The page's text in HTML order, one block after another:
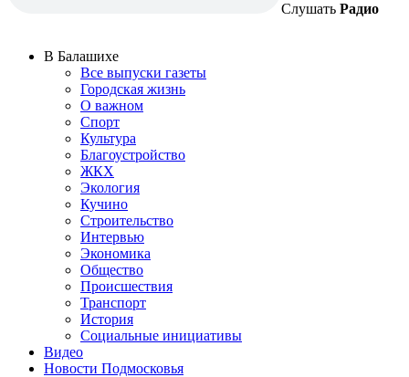
Слушать Радио
В Балашихе
Все выпуски газеты
Городская жизнь
О важном
Спорт
Культура
Благоустройство
ЖКХ
Экология
Кучино
Строительство
Интервью
Экономика
Общество
Происшествия
Транспорт
История
Социальные инициативы
Видео
Новости Подмосковья